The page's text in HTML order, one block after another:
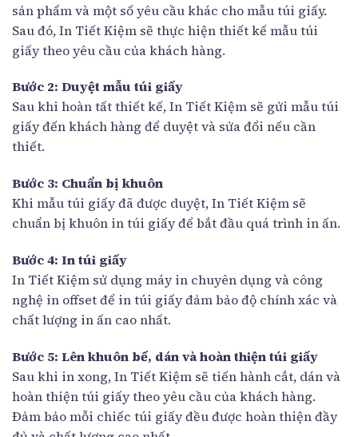
sản phẩm và một số yêu cầu khác cho mẫu túi giấy.
Sau đó, In Tiết Kiệm sẽ thực hiện thiết kế mẫu túi
giấy theo yêu cầu của khách hàng.
Bước 2: Duyệt mẫu túi giấy
Sau khi hoàn tất thiết kế, In Tiết Kiệm sẽ gửi mẫu túi
giấy đến khách hàng để duyệt và sửa đổi nếu cần
thiết.
Bước 3: Chuẩn bị khuôn
Khi mẫu túi giấy đã được duyệt, In Tiết Kiệm sẽ
chuẩn bị khuôn in túi giấy để bắt đầu quá trình in ấn.
Bước 4: In túi giấy
In Tiết Kiệm sử dụng máy in chuyên dụng và công
nghệ in offset để in túi giấy đảm bảo độ chính xác và
chất lượng in ấn cao nhất.
Bước 5: Lên khuôn bế, dán và hoàn thiện túi giấy
Sau khi in xong, In Tiết Kiệm sẽ tiến hành cắt, dán và
hoàn thiện túi giấy theo yêu cầu của khách hàng.
Đảm bảo mỗi chiếc túi giấy đều được hoàn thiện đầy